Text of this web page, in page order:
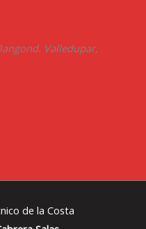
Valledupar,
de la Costa